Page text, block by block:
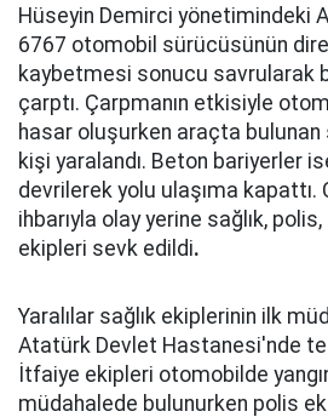
Hüseyin Demirci yönetimindeki
6767 otomobil sürücüsünün
kaybetmesi sonucu savrularak
çarptı. Çarpmanın etkisiyle
hasar oluşurken araçta
kişi yaralandı. Beton bariyerler
devrilerek yolu ulaşıma kapattı.
ihbarıyla olay yerine sağlık,
ekipleri sevk edildi.
Yaralılar sağlık ekiplerinin ilk
Atatürk Devlet Hastanesi'nde
İtfaiye ekipleri otomobilde
müdahalede bulunurken polis